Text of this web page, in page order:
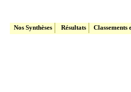
Nos Synthèses Résultats Classements